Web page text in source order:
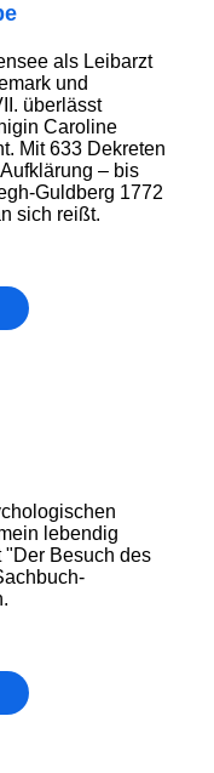
als Leibarzt
und
überlässt
Caroline
Mit 633 Dekreten
– bis
Guldberg 1772
sich reißt.
lebendig
"Der Besuch des